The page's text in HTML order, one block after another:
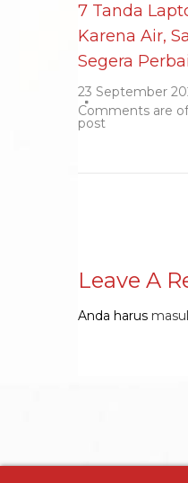
7 Tanda
Karena Air,
Segera
23 September
Comments are
post
Leave A
Anda harus